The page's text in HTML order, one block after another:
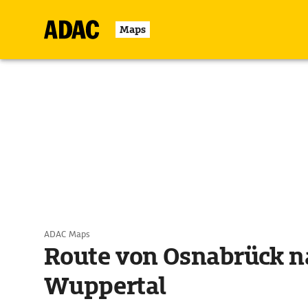
Maps
ADAC Maps
Route von Osnabrück
Wuppertal